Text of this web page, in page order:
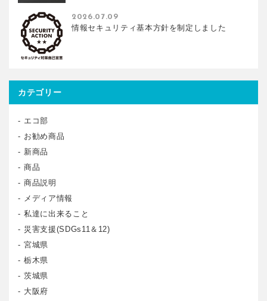
情報セキュリティ基本方針を制定しました
2026.07.09
カテゴリー
エコ部
お勧め商品
新商品
商品
商品説明
メディア情報
私達に出来ること
災害支援(SDGs11＆12)
宮城県
栃木県
茨城県
大阪府